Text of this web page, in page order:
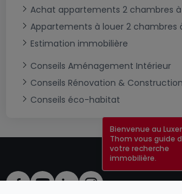
Achat appartements 2 chambres à
Appartements à louer 2 chambres
Estimation immobilière
Conseils Aménagement Intérieur
Conseils Rénovation & Construction
Conseils éco-habitat
Bienvenue au
Thom vous guide
votre recherche
immobilière.